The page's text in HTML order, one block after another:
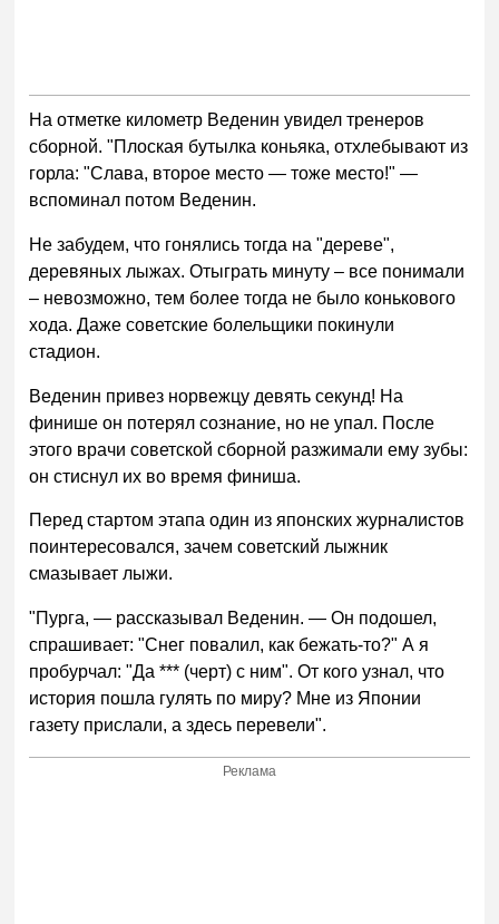
На отметке километр Веденин увидел тренеров
сборной. "Плоская бутылка коньяка, отхлебывают из
горла: "Слава, второе место — тоже место!" —
вспоминал потом Веденин.
Не забудем, что гонялись тогда на "дереве",
деревяных лыжах. Отыграть минуту – все понимали
– невозможно, тем более тогда не было конькового
хода. Даже советские болельщики покинули
стадион.
Веденин привез норвежцу девять секунд! На
финише он потерял сознание, но не упал. После
этого врачи советской сборной разжимали ему зубы:
он стиснул их во время финиша.
Перед стартом этапа один из японских журналистов
поинтересовался, зачем советский лыжник
смазывает лыжи.
"Пурга, — рассказывал Веденин. — Он подошел,
спрашивает: "Снег повалил, как бежать-то?" А я
пробурчал: "Да *** (черт) с ним". От кого узнал, что
история пошла гулять по миру? Мне из Японии
газету прислали, а здесь перевели".
Реклама